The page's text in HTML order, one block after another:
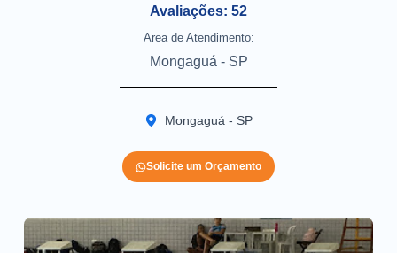
Avaliações: 52
Area de Atendimento:
Mongaguá - SP
Mongaguá - SP
Solicite um Orçamento